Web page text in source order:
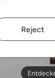
Reject